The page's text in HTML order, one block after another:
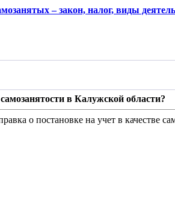
– закон, налог, виды
в Калужской области?
о постановке на учет в качестве